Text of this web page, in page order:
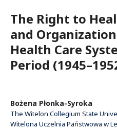
The Right to
and
Health Care
Period
Bożena Płonka-Syroka
The Witelon Collegium State
Witelona Uczelnia Państwowa w